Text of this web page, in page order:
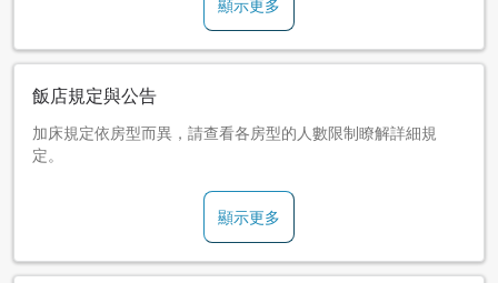
顯示更多
飯店規定與公告
加床規定依房型而異，請查看各房型的人數限制瞭解詳細規
定。
顯示更多